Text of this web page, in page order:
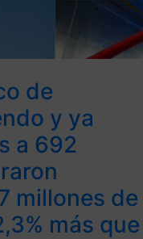
de
y ya
a 692
millones de
más que